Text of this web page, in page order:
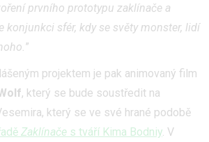
prvního prototypu zaklínače a
konjunkci sfér, kdy se světy monster, lidí
”
projektem je pak animovaný film
, který se bude soustředit na
který se ve své hrané podobě
Zaklínače s tváří Kima Bodniy. V